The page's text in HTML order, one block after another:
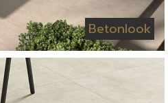
Betonlook